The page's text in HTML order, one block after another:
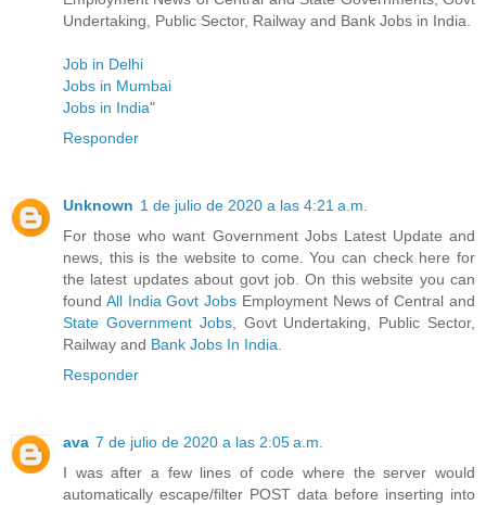
Undertaking, Public Sector, Railway and Bank Jobs in India.
Job in Delhi
Jobs in Mumbai
Jobs in India"
Responder
Unknown 1 de julio de 2020 a las 4:21 a.m.
For those who want Government Jobs Latest Update and
news, this is the website to come. You can check here for
the latest updates about govt job. On this website you can
found All India Govt Jobs Employment News of Central and
State Government Jobs, Govt Undertaking, Public Sector,
Railway and Bank Jobs In India
Responder
ava 7 de julio de 2020 a las 2:05 a.m.
I was after a few lines of code where the server would
automatically escape/filter POST data before inserting into